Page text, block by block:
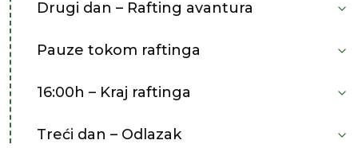
Drugi dan – Rafting avantura
Pauze tokom raftinga
16:00h – Kraj raftinga
Treći dan – Odlazak